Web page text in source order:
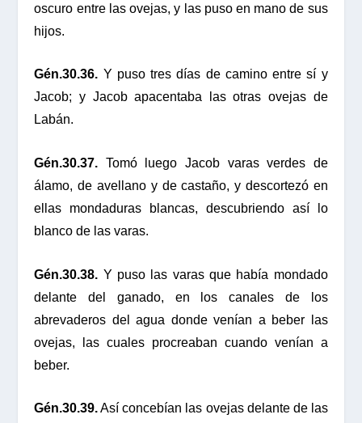
oscuro entre las ovejas, y las puso en mano de sus
hijos.
Gén.30.36. Y puso tres días de camino entre sí y
Jacob; y Jacob apacentaba las otras ovejas de
Labán.
Gén.30.37. Tomó luego Jacob varas verdes de
álamo, de avellano y de castaño, y descortezó en
ellas mondaduras blancas, descubriendo así lo
blanco de las varas.
Gén.30.38. Y puso las varas que había mondado
delante del ganado, en los canales de los
abrevaderos del agua donde venían a beber las
ovejas, las cuales procreaban cuando venían a
beber.
Gén.30.39.Así concebían las ovejas delante de las